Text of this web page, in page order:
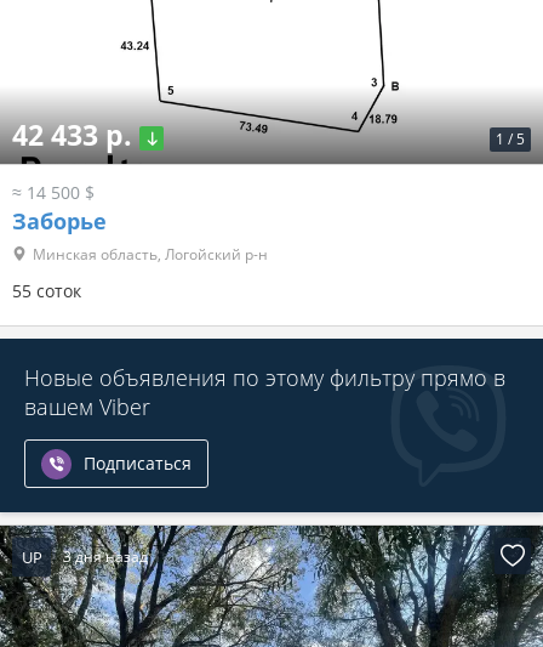
1 /5
42 433 р.
≈ 14 500 $
Заборье
Минская область, Логойский р-н
55 соток
Новые объявления по этому фильтру прямо в
вашем Viber
Подписаться
UP 3 дня назад